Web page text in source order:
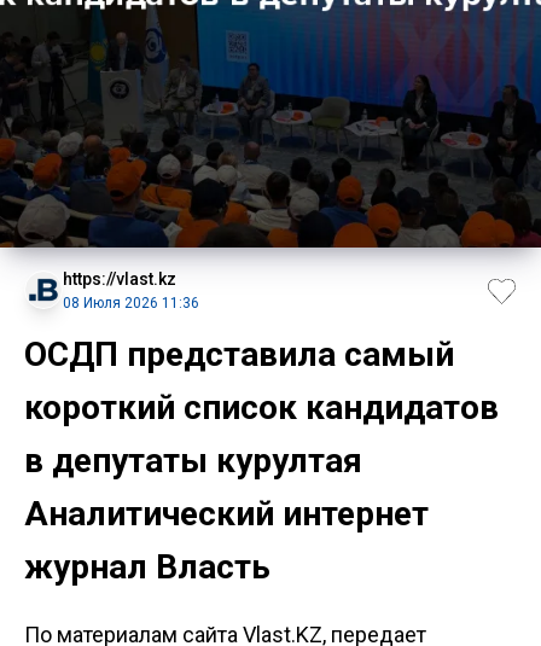
https://vlast.kz
08 Июля 2026 11:36
ОСДП представила самый
короткий список кандидатов
в депутаты курултая
Аналитический интернет
журнал Власть
По материалам сайта Vlast.KZ, передает